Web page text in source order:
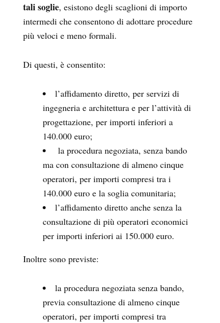
tali soglie, esistono degli scaglioni di importo
intermedi che consentono di adottare procedure
più veloci e meno formali.
Di questi, è consentito:
l’affidamento diretto, per servizi di
ingegneria e architettura e per l’attività di
progettazione, per importi inferiori a
140.000 euro;
la procedura negoziata, senza bando
ma con consultazione di almeno cinque
operatori, per importi compresi tra i
140.000 euro e la soglia comunitaria;
l’affidamento diretto anche senza la
consultazione di più operatori economici
per importi inferiori ai 150.000 euro.
Inoltre sono previste:
la procedura negoziata senza bando,
previa consultazione di almeno cinque
operatori, per importi compresi tra